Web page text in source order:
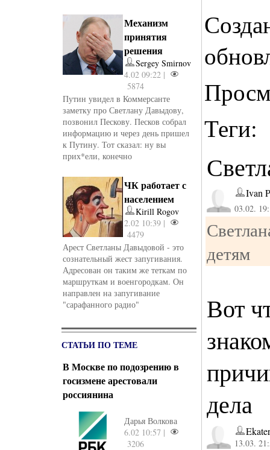
Механизм
принятия
решения
Sergey Smirnov
4.02 09:22 |
5874
Путин увидел в Коммерсанте
заметку про Светлану Давыдову,
позвонил Пескову. Песков собрал
информацию и через день пришел
к Путину. Тот сказал: ну вы
прих*ели, конечно
ЧК работает с
населением
Kirill Rogov
2.02 10:39 |
4479
Арест Светланы Давыдовой - это
сознательный жест запугивания.
Адресован он таким же теткам по
маршруткам и военгородкам. Он
направлен на запугивание
"сарафанного радио"
СТАТЬИ ПО ТЕМЕ
В Москве по подозрению в
госизмене арестовали
россиянина
Дарья Волкова
6.02 10:57 |
3206
Теги:
Ivan
03.02.
детям
Вот
дела
13.03.